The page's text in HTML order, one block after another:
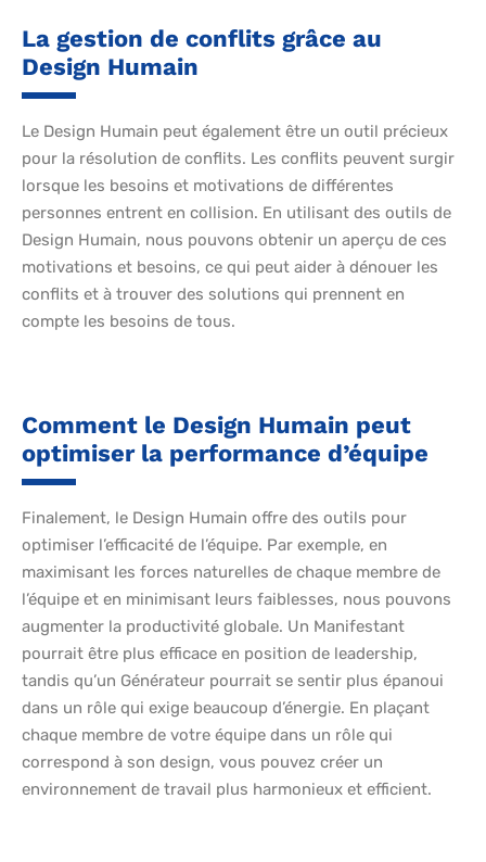
La gestion de conflits grâce au
Design Humain
Le Design Humain peut également être un outil précieux
pour la résolution de conflits. Les conflits peuvent surgir
lorsque les besoins et motivations de différentes
personnes entrent en collision. En utilisant des outils de
Design Humain, nous pouvons obtenir un aperçu de ces
motivations et besoins, ce qui peut aider à dénouer les
conflits et à trouver des solutions qui prennent en
compte les besoins de tous.
Comment le Design Humain peut
optimiser la performance d’équipe
Finalement, le Design Humain offre des outils pour
optimiser l’efficacité de l’équipe. Par exemple, en
maximisant les forces naturelles de chaque membre de
l’équipe et en minimisant leurs faiblesses, nous pouvons
augmenter la productivité globale. Un Manifestant
pourrait être plus efficace en position de leadership,
tandis qu’un Générateur pourrait se sentir plus épanoui
dans un rôle qui exige beaucoup d’énergie. En plaçant
chaque membre de votre équipe dans un rôle qui
correspond à son design, vous pouvez créer un
environnement de travail plus harmonieux et efficient.